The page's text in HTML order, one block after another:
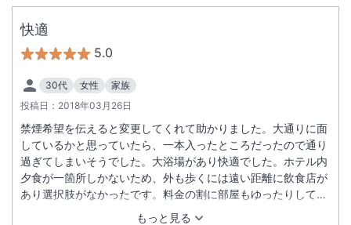
快適
5.0
30代 女性
家族
投稿日： 2018年03月26日
もっと見る
禁煙希望を伝えると変更してくれて助かりました。大通りに面
しているかと思っていたら、一本入ったところだったので通り
過ぎてしまいそうでした。大浴場があり快適でした。ホテル内
夕食が一箇所しかないため、外も歩くには遠い距離に飲食店が
あり選択肢がなかったです。料金の割に部屋もゆったりしてい